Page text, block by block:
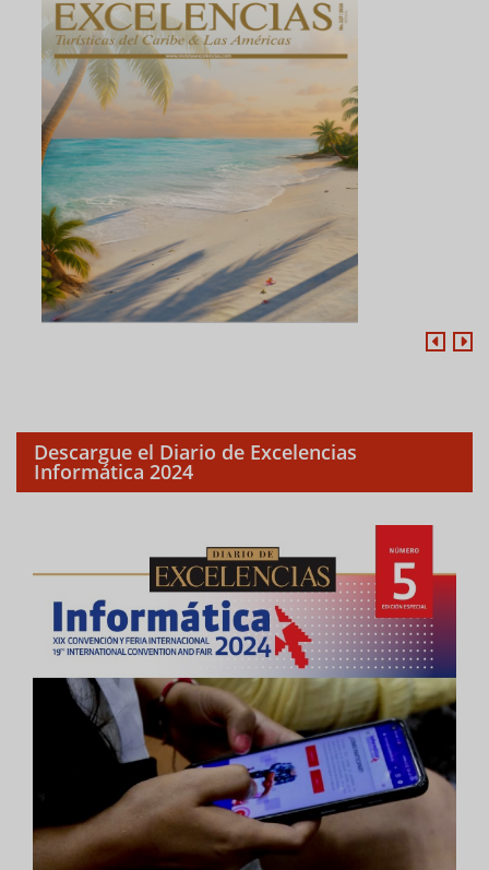
Descargue el Diario de Excelencias
Informática 2024